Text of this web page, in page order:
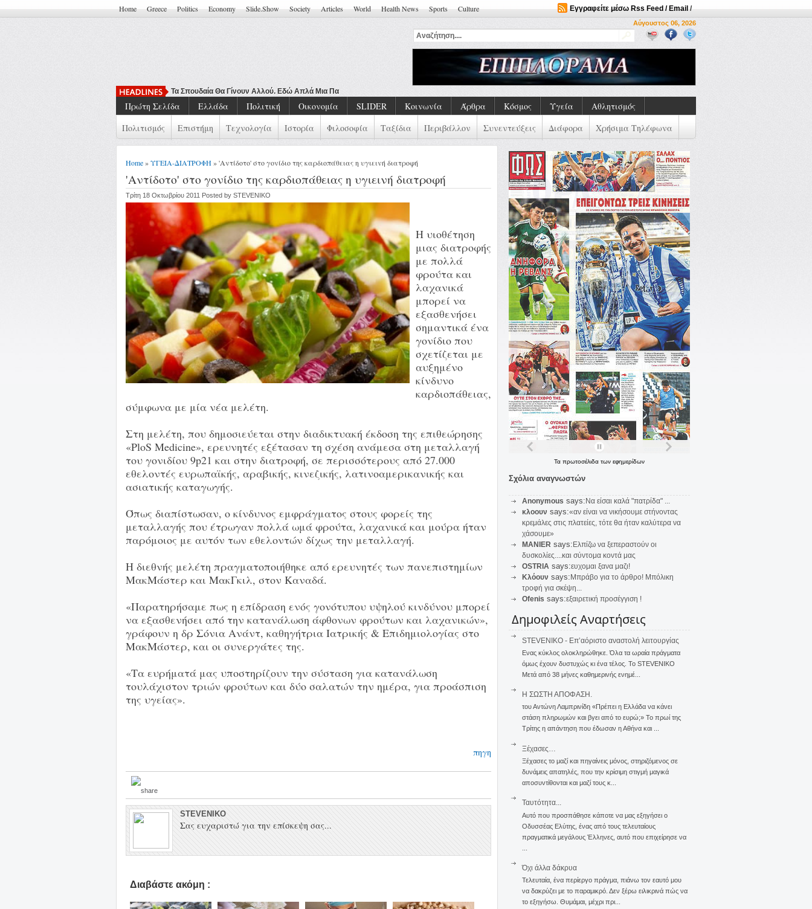
Home Greece Politics Economy Slide.Show Society Articles World Health News Sports Culture Εγγραφείτε μέσω Rss Feed / Email /
Αύγουστος 06, 2026
Τα Σπουδαία Θα Γίνουν Αλλού. Εδώ Απλά Μια Παράσταση
Πρώτη Σελίδα Ελλάδα Πολιτική Οικονομία SLIDER Κοινωνία Άρθρα Κόσμος Υγεία
Αθλητισμός
Πολιτισμός
Επιστήμη Τεχνολογία Ιστορία Φιλοσοφία Ταξίδια Περιβάλλον Συνεντεύξεις Διάφορα Χρήσιμα Τηλέφωνα
Home»ΥΓΕΙΑ-ΔΙΑΤΡΟΦΗ» 'Αντίδοτο' στο γονίδιο της καρδιοπάθειας η υγιεινή διατροφή
'Αντίδοτο' στο γονίδιο της καρδιοπάθειας η υγιεινή διατροφή
Τρίτη 18 Οκτωβρίου 2011 Posted by STEVENIKO
Η υιοθέτηση
μιας διατροφής
με πολλά
φρούτα και
λαχανικά
μπορεί να
εξασθενήσει
σημαντικά ένα
γονίδιο που
σχετίζεται με
αυξημένο
κίνδυνο
καρδιοπάθειας,
σύμφωνα με μία νέα μελέτη.
Στη μελέτη, που δημοσιεύεται στην διαδικτυακή έκδοση της επιθεώρησης
«PloS Medicine», ερευνητές εξέτασαν τη σχέση ανάμεσα στη μεταλλαγή
του γονιδίου 9p21 και στην διατροφή, σε περισσότερους από 27.000
εθελοντές ευρωπαϊκής, αραβικής, κινεζικής, λατινοαμερικανικής και
ασιατικής καταγωγής.
Όπως διαπίστωσαν, ο κίνδυνος εμφράγματος στους φορείς της
μεταλλαγής που έτρωγαν πολλά ωμά φρούτα, λαχανικά και μούρα ήταν
παρόμοιος με αυτόν των εθελοντών δίχως την μεταλλαγή.
Η διεθνής μελέτη πραγματοποιήθηκε από ερευνητές των πανεπιστημίων
ΜακΜάστερ και ΜακΓκιλ, στον Καναδά.
«Παρατηρήσαμε πως η επίδραση ενός γονότυπου υψηλού κινδύνου μπορεί
να εξασθενήσει από την κατανάλωση άφθονων φρούτων και λαχανικών»,
γράφουν η δρ Σόνια Ανάντ, καθηγήτρια Ιατρικής & Επιδημιολογίας στο
ΜακΜάστερ, και οι συνεργάτες της.
«Τα ευρήματά μας υποστηρίζουν την σύσταση για κατανάλωση
τουλάχιστον τριών φρούτων και δύο σαλατών την ημέρα, για προάσπιση
της υγείας».
πηγη
STEVENIKO
Σας ευχαριστώ για την επίσκεψη σας...
Διαβάστε ακόμη :
Τα πρωτοσέλιδα των εφημερίδων
Σχόλια αναγνωστών
Anonymous says: Να είσαι καλά "πατρίδα" ...
κλοουν says:«αν είναι να νικήσουμε στήνοντας
κρεμάλες στις πλατείες, τότε θα ήταν καλύτερα να
χάσουμε»
MANIER says: Ελπίζω να ξεπεραστούν οι
δυσκολίες....και σύντομα κοντά μας
OSTRIA says:ευχομαι ξανα μαζι!
Κλόουν says: Μπράβο για το άρθρο! Μπόλικη
τροφή για σκέψη...
Ofenis says:εξαιρετική προσέγγιση !
Δημοφιλείς Αναρτήσεις
STEVENIKO - Επ’αόριστο αναστολή λειτουργίας
Ενας κύκλος ολοκληρώθηκε. Όλα τα ωραία πράγματα
όμως έχουν δυστυχώς κι ένα τέλος. Το STEVENIKO
Μετά από 38 μήνες καθημερινής ενημέ...
Η ΣΩΣΤΗ ΑΠΟΦΑΣΗ.
του Αντώνη Λαμπρινίδη «Πρέπει η Ελλάδα να κάνει
στάση πληρωμών και βγει από το ευρώ;» Το πρωί της
Τρίτης η απάντηση που έδωσαν η Αθήνα και ...
Ξέχασες…
Ξέχασες το μαζί και πηγαίνεις μόνος, στηριζόμενος σε
δυνάμεις απατηλές, που την κρίσιμη στιγμή μαγικά
αποσυντίθονται και μαζί τους κ...
Ταυτότητα...
Αυτό που προσπάθησε κάποτε να μας εξηγήσει ο
Οδυσσέας Ελύτης, ένας από τους τελευταίους
πραγματικά μεγάλους Έλληνες, αυτό που επιχείρησε να
Όχι άλλα δάκρυα
Τελευταία, ένα περίεργο πράγμα, πιάνω τον εαυτό μου
να δακρύζει με το παραμικρό. Δεν ξέρω ειλικρινά πώς να
το εξηγήσω. Θυμάμαι, μέχρι πρι...